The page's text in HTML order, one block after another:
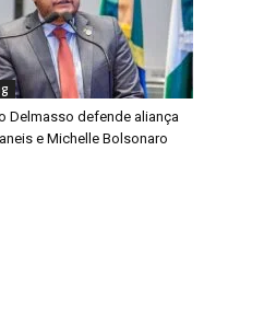
Delmasso defende aliança
e Michelle Bolsonaro